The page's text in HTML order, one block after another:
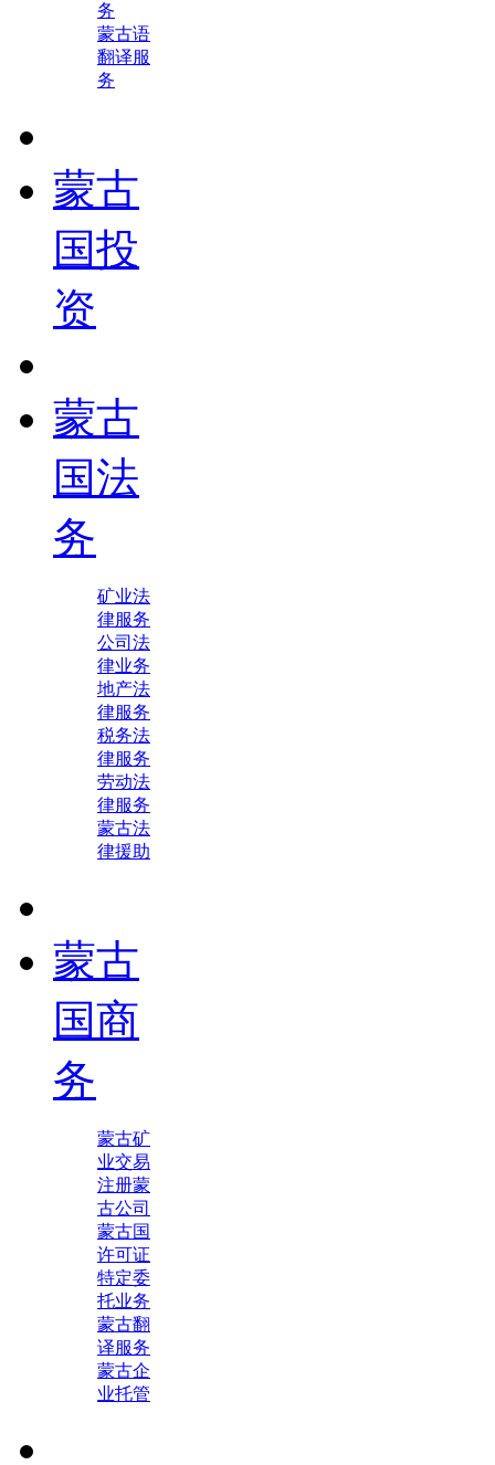
务
蒙古语
翻译服
务
蒙古
国投
资
蒙古
国法
务
矿业法
律服务
公司法
律业务
地产法
律服务
税务法
律服务
劳动法
律服务
蒙古法
律援助
蒙古
国商
务
蒙古矿
业交易
注册蒙
古公司
蒙古国
许可证
特定委
托业务
蒙古翻
译服务
蒙古企
业托管